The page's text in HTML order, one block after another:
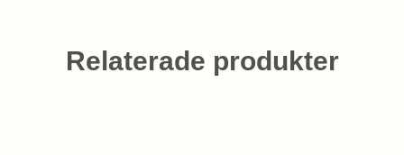
Relaterade produkter